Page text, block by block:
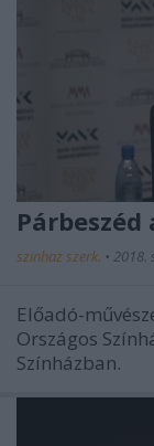
szinhaz szerk. • 2018.
Előadó-
Országos
Színházban.